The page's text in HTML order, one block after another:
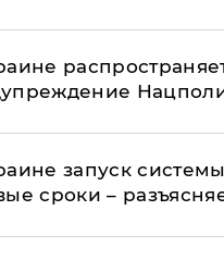
запуск
сроки –